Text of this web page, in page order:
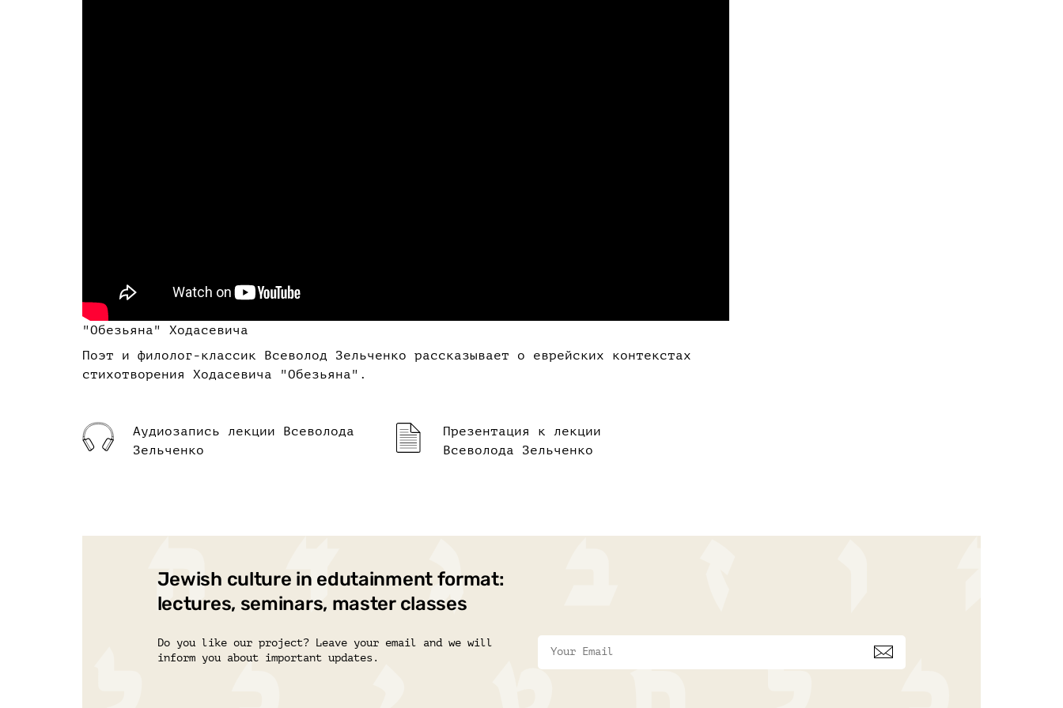
"Обезьяна" Ходасевича
Поэт и филолог-классик Всеволод Зельченко рассказывает о еврейских контекстах
стихотворения Ходасевича "Обезьяна".
Аудиозапись лекции Всеволода
Зельченко
Презентация к лекции
Всеволода Зельченко
Jewish culture in edutainment format:
lectures, seminars, master classes
Do you like our project? Leave your email and we will
inform you about important updates.